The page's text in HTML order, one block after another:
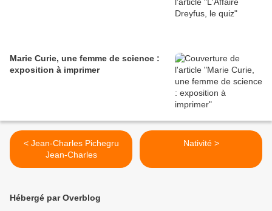
Marie Curie, une femme de science :
exposition à imprimer
< Jean-Charles Pichegru
Jean-Charles
Nativité >
Hébergé par Overblog